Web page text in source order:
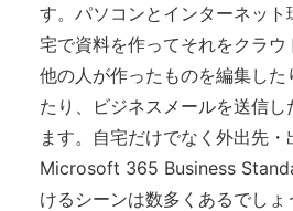
す。パソコンとインターネット
宅で資料を作ってそれをクラウ
他の人が作ったものを編集した
たり、ビジネスメールを送信し
ます。自宅だけでなく外出先・
Microsoft 365 Business
けるシーンは数多くあるでし